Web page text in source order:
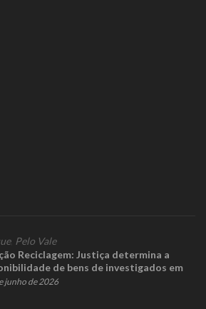
, Pelo Vale
Reciclagem: Justiça determina a
de bens de investigados em
milhões
junho de 2026